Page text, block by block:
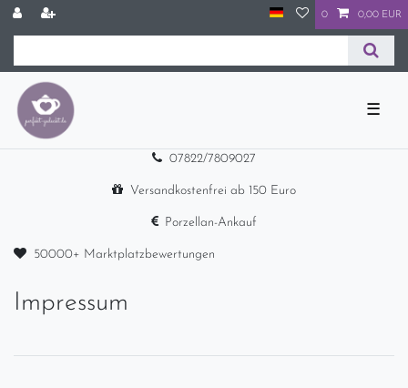
0 0,00 EUR
☰
07822/7809027
Versandkostenfrei ab 150 Euro
Porzellan-Ankauf
50000+ Marktplatzbewertungen
Impressum